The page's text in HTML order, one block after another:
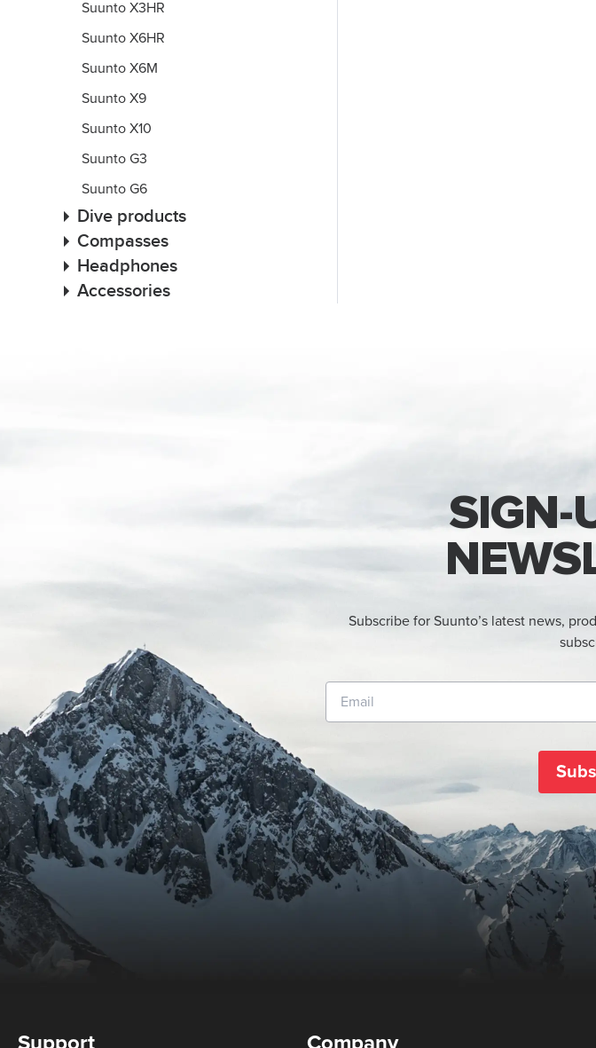
Suunto X3HR
Suunto X6HR
Suunto X6M
Suunto X9
Suunto X10
Suunto G3
Suunto G6
Dive products
Compasses
Headphones
Accessories
SIGN-
Subscribe for Suunto’s latest news,
Support Company